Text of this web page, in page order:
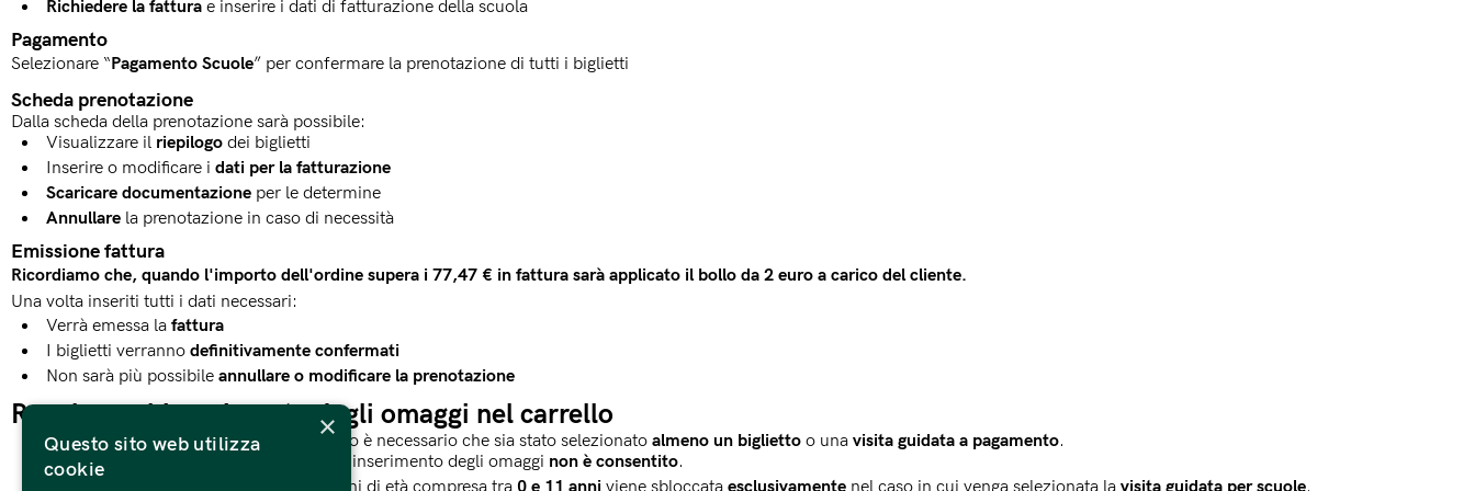
Richiedere la fattura e inserire i dati di fatturazione della scuola
Pagamento
Selezionare “Pagamento Scuole” per confermare la prenotazione di tutti i biglietti
Scheda prenotazione
Dalla scheda della prenotazione sarà possibile:
Visualizzare il riepilogo dei biglietti
Inserire o modificare i dati per la fatturazione
Scaricare documentazione per le determine
Annullare la prenotazione in caso di necessità
Emissione fattura
Ricordiamo che, quando l'importo dell'ordine supera i 77,47 € in fattura sarà applicato il bollo da 2 euro a carico del cliente.
Una volta inseriti tutti i dati necessari:
Verrà emessa la fattura
I biglietti verranno definitivamente confermati
Non sarà più possibile annullare o modificare la prenotazione
Regole per l’inserimento degli omaggi nel carrello
Per poter inserire unomaggio nel carrello è necessario che sia stato selezionato almeno un biglietto o una visita guidata a pagamento.
In assenza di una selezione a pagamento, l’inserimento degli omaggi non è consentito.
per i gruppi di bambini di età compresa tra 0 e 11 anni viene sbloccata esclusivamente nel caso in cui venga selezionata la visita guidata per scuole.
×
Questo sito web utilizza
cookie